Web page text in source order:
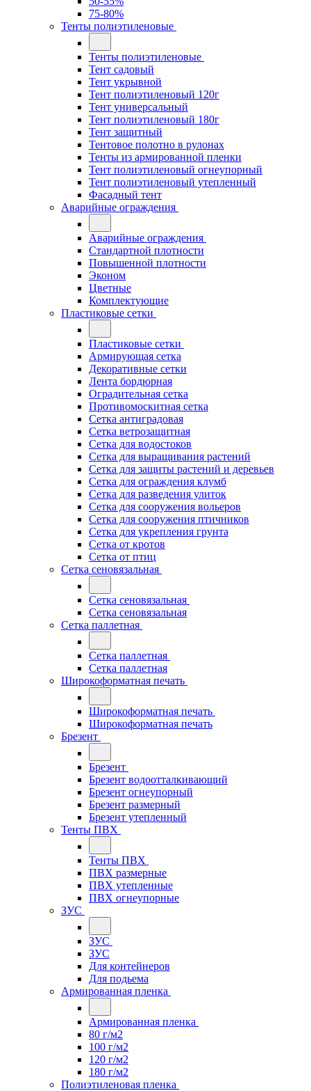
75-80%
Тенты полиэтиленовые
Тенты полиэтиленовые
Тент садовый
Тент укрывной
Тент полиэтиленовый 120г
Тент универсальный
Тент полиэтиленовый 180г
Тент защитный
Тентовое полотно в рулонах
Тенты из армированной пленки
Тент полиэтиленовый огнеупорный
Тент полиэтиленовый утепленный
Фасадный тент
Аварийные ограждения
Аварийные ограждения
Стандартной плотности
Повышенной плотности
Эконом
Цветные
Комплектующие
Пластиковые сетки
Пластиковые сетки
Армирующая сетка
Декоративные сетки
Лента бордюрная
Оградительная сетка
Противомоскитная сетка
Сетка антиградовая
Сетка ветрозащитная
Сетка для водостоков
Сетка для выращивания растений
Сетка для защиты растений и деревьев
Сетка для ограждения клумб
Сетка для разведения улиток
Сетка для сооружения вольеров
Сетка для сооружения птичников
Сетка для укрепления грунта
Сетка от кротов
Сетка от птиц
Сетка сеновязальная
Сетка сеновязальная
Сетка сеновязальная
Сетка паллетная
Сетка паллетная
Сетка паллетная
Широкоформатная печать
Широкоформатная печать
Широкоформатная печать
Брезент
Брезент
Брезент водоотталкивающий
Брезент огнеупорный
Брезент размерный
Брезент утепленный
Тенты ПВХ
Тенты ПВХ
ПВХ размерные
ПВХ утепленные
ПВХ огнеупорные
ЗУС
ЗУС
ЗУС
Для контейнеров
Для подьема
Армированная пленка
Армированная пленка
80 г/м2
100 г/м2
120 г/м2
180 г/м2
Полиэтиленовая пленка